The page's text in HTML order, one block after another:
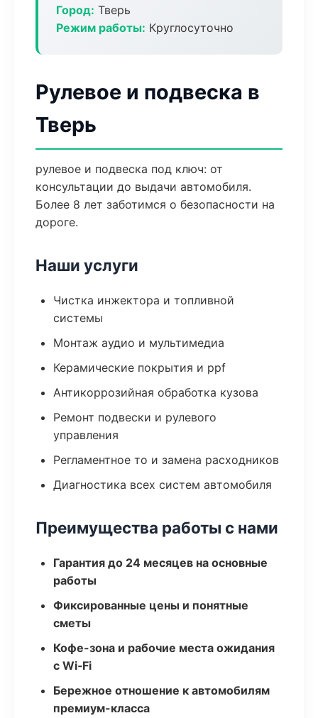
Город: Тверь
Режим работы: Круглосуточно
Рулевое и подвеска в
Тверь
рулевое и подвеска под ключ: от
консультации до выдачи автомобиля.
Более 8 лет заботимся о безопасности на
дороге.
Наши услуги
Чистка инжектора и топливной
системы
Монтаж аудио и мультимедиа
Керамические покрытия и ppf
Антикоррозийная обработка кузова
Ремонт подвески и рулевого
управления
Регламентное то и замена расходников
Диагностика всех систем автомобиля
Преимущества работы с нами
Гарантия до 24 месяцев на основные
работы
Фиксированные цены и понятные
сметы
Кофе-зона и рабочие места ожидания
с Wi‑Fi
Бережное отношение к автомобилям
премиум-класса